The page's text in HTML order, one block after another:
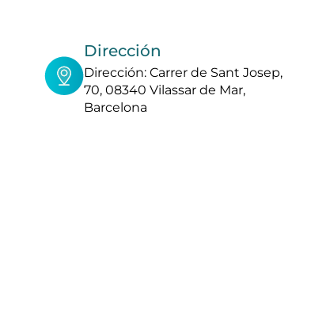
Dirección
Dirección: Carrer de Sant Josep,
70, 08340 Vilassar de Mar,
Barcelona